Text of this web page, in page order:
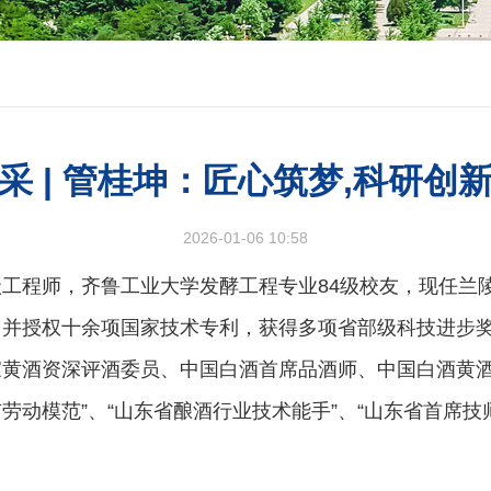
| 管桂坤：匠心筑梦,科研创
2026-01-06 10:58
程师，齐鲁工业大学发酵工程专业84级校友，现任
授权十余项国家技术专利，获得多项省部级科技进步
酒资深评酒委员、中国白酒首席品酒师、中国白酒黄
动模范”、“山东省酿酒行业技术能手”、“山东省首席